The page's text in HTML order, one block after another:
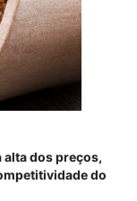
dos preços,
do